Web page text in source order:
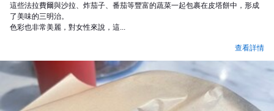
這些法拉費爾與沙拉、炸茄子、番茄等豐富的蔬菜一起包裹在皮塔餅中，形成
了美味的三明治。
色彩也非常美麗，對女性來說，這...
查看詳情